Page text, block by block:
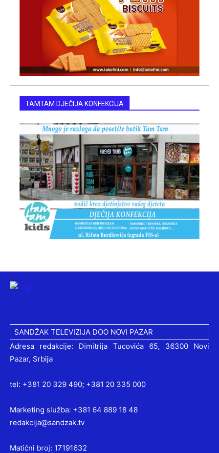
TAMTAM DJEČIJA KONFEKCIJA
SANDŽAK TELEVIZIJA DOO NOVI PAZAR
Adresa redakcije: Dimitrija Tucovića 65, 36300 Novi
Pazar, Srbija
tel: +381 20 329 490; +381 20 335 000
Marketing služba: +381 64 889 18 48
redakcija@sandzak.tv
Matični broj: 17191632